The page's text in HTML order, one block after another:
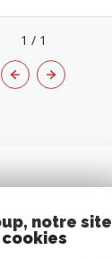
1 / 1
notre site